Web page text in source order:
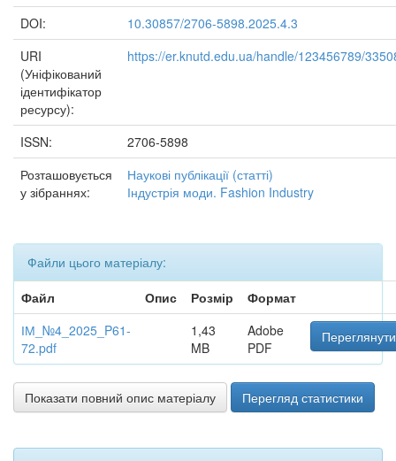
DOI:
10.30857/2706-5898.2025.4.3
URI
(Уніфікований
ідентифікатор
ресурсу):
https://er.knutd.edu.ua/handle/123456789/
ISSN:
2706-5898
Розташовується
у зібраннях:
Наукові публікації (статті)
Індустрія моди. Fashion Industry
Файли цього матеріалу:
Файл
Опис Розмір
Формат
ІМ_№4_2025_P61-
72.pdf
1,43
MB
Adobe
PDF
Показати повний опис матеріалу Перегляд статистики